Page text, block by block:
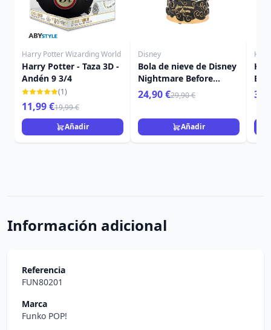
Harry Potter Wizarding World
Harry Potter - Taza 3D -
Andén 9 3/4
(1)
11,99 €19,99 €
Añadir
Disney
Bola de nieve de Disney
Nightmare Before
Christmas
24,90 €29,90 €
Añadir
Información adicional
Referencia
FUN80201
Marca
Funko POP!